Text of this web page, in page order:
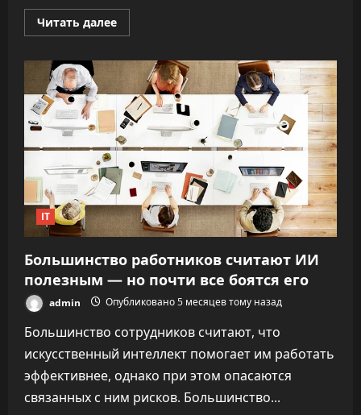
Читать далееПрочитать
больше
плавится»:
если
использовать
слишком
много
ИИ-
инструментов
сразу,
продуктивность
падает
IT
Большинство работников считают ИИ
полезным — но почти все боятся его
admin Опубликовано 5 месяцев тому назад
Большинство сотрудников считают, что
искусственный интеллект помогает им работать
эффективнее, однако при этом опасаются
связанных с ним рисков. Большинство...